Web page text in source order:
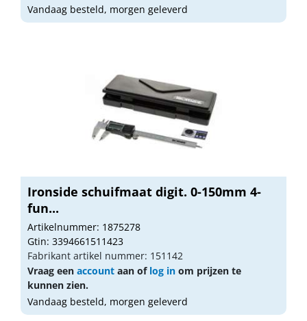
Vandaag besteld, morgen geleverd
Ironside schuifmaat digit. 0-150mm 4-
fun...
Artikelnummer: 1875278
Gtin: 3394661511423
Fabrikant artikel nummer: 151142
Vraag een account aan of log in om prijzen te
kunnen zien.
Vandaag besteld, morgen geleverd